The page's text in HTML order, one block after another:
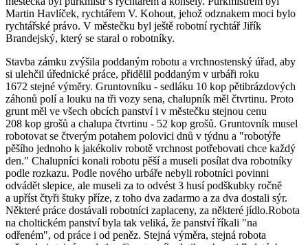
Martin Havlíček, rychtářem V. Kohout, jehož odznakem moci bylo
rychtářské právo. V městečku byl ještě robotní rychtář Jiřík
Brandejský, který se staral o robotníky.
Stavba zámku zvýšila poddaným robotu a vrchnostenský úřad, aby
si ulehčil úřednické práce, přidělil poddaným v urbáři roku
1672 stejné výměry. Gruntovníku - sedláku 10 kop pětibrázdových
záhonů polí a louku na tři vozy sena, chalupník měl čtvrtinu. Proto
grunt měl ve všech obcích panství i v městečku stejnou cenu
208 kop grošů a chalupa čtvrtinu - 52 kop grošů. Gruntovník musel
robotovat se čtverým potahem polovici dnů v týdnu a "robotýře
pěšího jednoho k jakékoliv robotě vrchnost potřebovati chce každý
den." Chalupníci konali robotu pěší a museli posílat dva robotníky
podle rozkazu. Podle nového urbáře nebyli robotníci povinni
odvádět slepice, ale museli za to odvést 3 husí podškubky ročně
a upříst čtyři štuky příze, z toho dva zadarmo a za dva dostali sýr.
Některé práce dostávali robotníci zaplaceny, za některé jídlo.Robota
na choltickém panství byla tak veliká, že panství říkali "na
odřeném", od práce i od peněz. Stejná výměra, stejná robota